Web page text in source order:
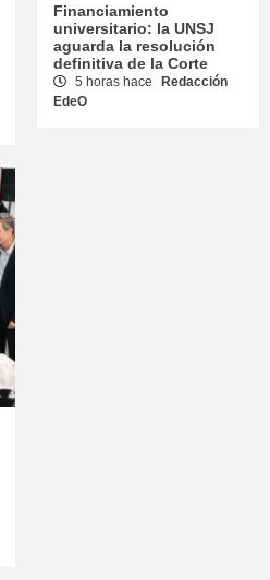
Financiamiento
universitario: la UNSJ
aguarda la resolución
definitiva de la Corte
5 horas hace
Redacción
EdeO